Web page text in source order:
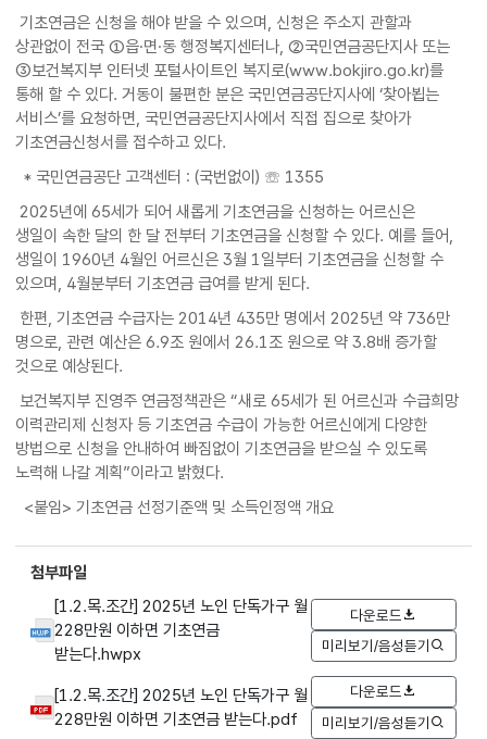
기초연금은 신청을 해야 받을 수 있으며, 신청은 주소지 관할과
상관없이 전국 ①읍·면·동 행정복지센터나, ②국민연금공단지사 또는
③보건복지부 인터넷 포털사이트인 복지로(www.bokjiro.go.kr)를
통해 할 수 있다. 거동이 불편한 분은 국민연금공단지사에 ‘찾아뵙는
서비스’를 요청하면, 국민연금공단지사에서 직접 집으로 찾아가
기초연금신청서를 접수하고 있다.
* 국민연금공단 고객센터 : (국번없이) ☏ 1355
2025년에 65세가 되어 새롭게 기초연금을 신청하는 어르신은
생일이 속한 달의 한 달 전부터 기초연금을 신청할 수 있다. 예를 들어,
생일이 1960년 4월인 어르신은 3월 1일부터 기초연금을 신청할 수
있으며, 4월분부터 기초연금 급여를 받게 된다.
한편, 기초연금 수급자는 2014년 435만 명에서 2025년 약 736만
명으로, 관련 예산은 6.9조 원에서 26.1조 원으로 약 3.8배 증가할
것으로 예상된다.
보건복지부 진영주 연금정책관은 “새로 65세가 된 어르신과 수급희망
이력관리제 신청자 등 기초연금 수급이 가능한 어르신에게 다양한
방법으로 신청을 안내하여 빠짐없이 기초연금을 받으실 수 있도록
노력해 나갈 계획”이라고 밝혔다.
<붙임> 기초연금 선정기준액 및 소득인정액 개요
첨부파일
[1.2.목.조간] 2025년 노인 단독가구 월
228만원 이하면 기초연금
받는다.hwpx
다운로드
미리보기/음성듣기
[1.2.목.조간] 2025년 노인 단독가구 월
228만원 이하면 기초연금 받는다.pdf
다운로드
미리보기/음성듣기